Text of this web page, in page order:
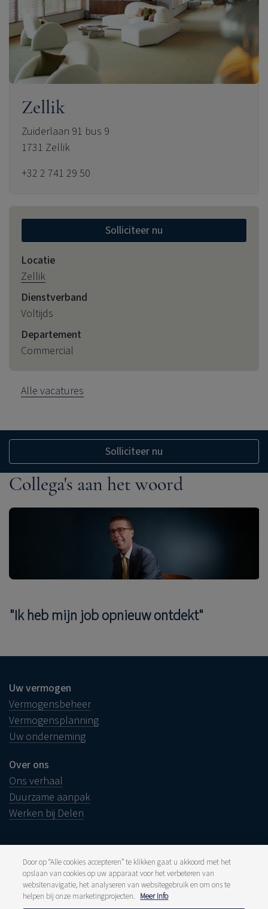
Zellik
Zuiderlaan 91 bus 9
1731 Zellik
+32 2 741 29 50
Solliciteer nu
Locatie
Zellik
Dienstverband
Voltijds
Departement
Commercial
Alle vacatures
Solliciteer nu
Collega's aan het woord
"Ik heb mijn job opnieuw ontdekt"
Uw vermogen
Vermogensbeheer
Vermogensplanning
Uw onderneming
Over ons
Ons verhaal
Duurzame aanpak
Werken bij Delen
Juridische info
Disclaimer
Klacht
Door op “Alle cookies accepteren” te klikken gaat u akkoord met het
opslaan van cookies op uw apparaat voor het verbeteren van
websitenavigatie, het analyseren van websitegebruik en om ons te
helpen bij onze marketingprojecten. Meer Info